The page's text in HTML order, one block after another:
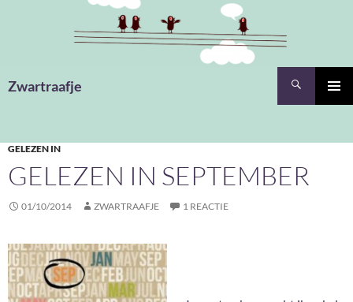
Zwartraafje
GELEZEN IN
GELEZEN IN SEPTEMBER
01/10/2014 ZWARTRAAFJE 1 REACTIE